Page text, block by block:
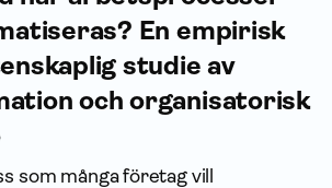
En empirisk
studie av
och organisatorisk
som många företag vill